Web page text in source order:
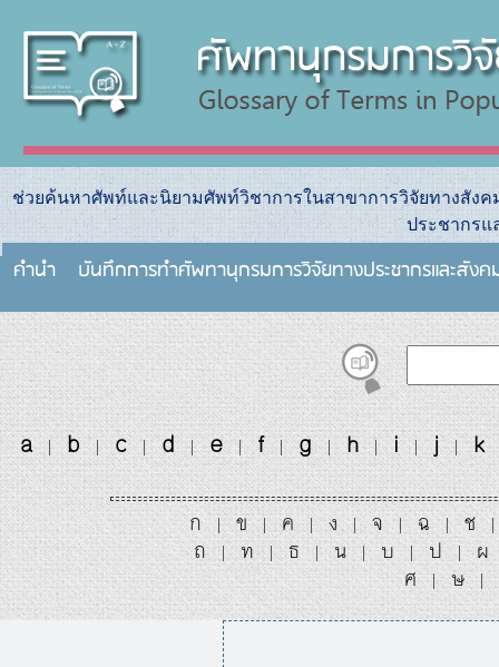
ช่วยค้นหาศัพท์และนิยามศัพท์วิชาการในสาขาการวิจัยทางสัง
ประชากรแ
คำนำ บันทึกการทําศัพทานุกรมการวิจัยทางประชากรและสัง
a | b | c | d | e | f | g | h | i | j | k
ก | ข | ค | ง | จ | ฉ | ช |
ถ | ท | ธ | น | บ | ป |
ผ
ศ
| ษ |